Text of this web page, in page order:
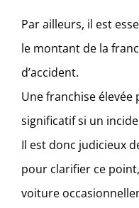
Par ailleurs, il est
le montant de la
d’accident.
Une franchise
significatif si un
Il est donc judicieux
pour clarifier ce
voiture